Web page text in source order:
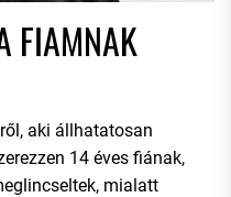
FIAMNAK
aki állhatatosan
14 éves fiának,
mialatt